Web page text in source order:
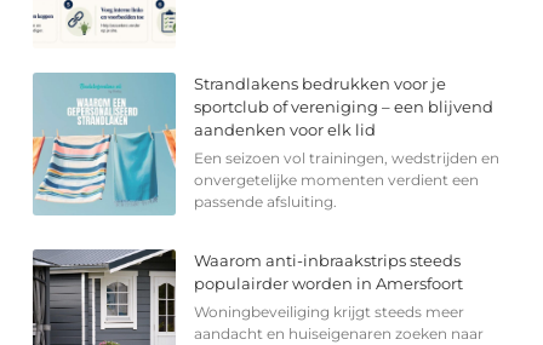
Strandlakens bedrukken voor je
sportclub of vereniging – een blijvend
aandenken voor elk lid
Een seizoen vol trainingen, wedstrijden en
onvergetelijke momenten verdient een
passende afsluiting.
Waarom anti-inbraakstrips steeds
populairder worden in Amersfoort
Woningbeveiliging krijgt steeds meer
aandacht en huiseigenaren zoeken naar